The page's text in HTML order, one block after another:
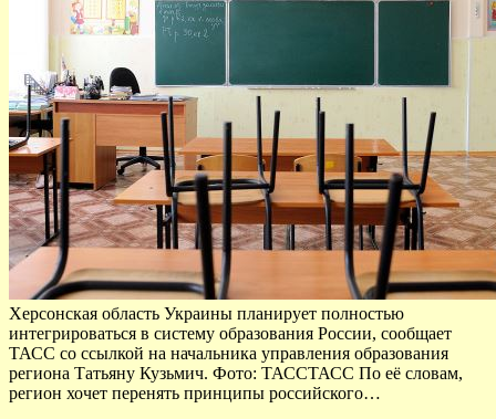
Херсонская область Украины планирует полностью
интегрироваться в систему образования России, сообщает
ТАСС со ссылкой на начальника управления образования
региона Татьяну Кузьмич. Фото: ТАССТАСС По её словам,
регион хочет перенять принципы российского…